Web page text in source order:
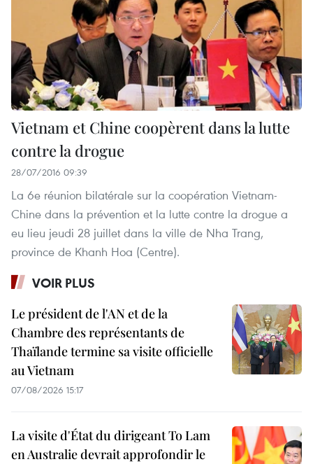
Vietnam et Chine coopèrent dans la lutte
contre la drogue
28/07/2016 09:39
La 6e réunion bilatérale sur la coopération Vietnam-
Chine dans la prévention et la lutte contre la drogue a
eu lieu jeudi 28 juillet dans la ville de Nha Trang,
province de Khanh Hoa (Centre).
VOIR PLUS
Le président de l'AN et de la
Chambre des représentants de
Thaïlande termine sa visite officielle
au Vietnam
07/08/2026 15:17
La visite d'État du dirigeant To Lam
en Australie devrait approfondir le